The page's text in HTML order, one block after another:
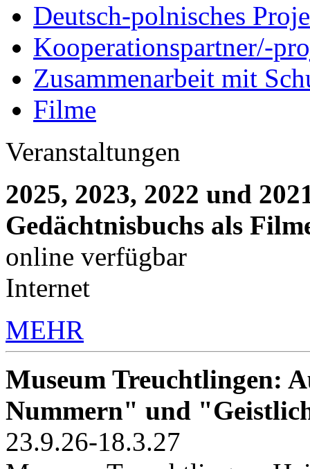
Deutsch-polnisches
Kooperationspartner/-
Zusammenarbeit mit
Filme
Veranstaltungen
2025, 2023, 2022 und
Gedächtnisbuchs als
online verfügbar
Internet
MEHR
Museum Treuchtlingen:
Nummern" und
23.9.26-18.3.27